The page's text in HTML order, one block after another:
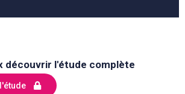
découvrir l'étude complète